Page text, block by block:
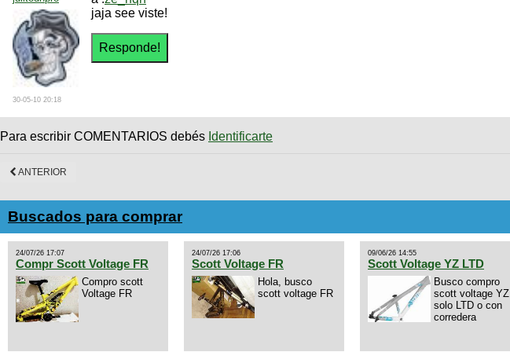
30-05-10 20:18
jaja see viste!
Para escribir COMENTARIOS debés Identificarte
ANTERIOR
Buscados para comprar
24/07/26 17:07
Compr Scott Voltage FR
Compro scott
Voltage FR
24/07/26 17:06
Scott Voltage FR
Hola, busco
scott voltage FR
09/06/26 14:55
Scott Voltage YZ LTD
Busco compro
scott voltage YZ
solo LTD o con
corredera